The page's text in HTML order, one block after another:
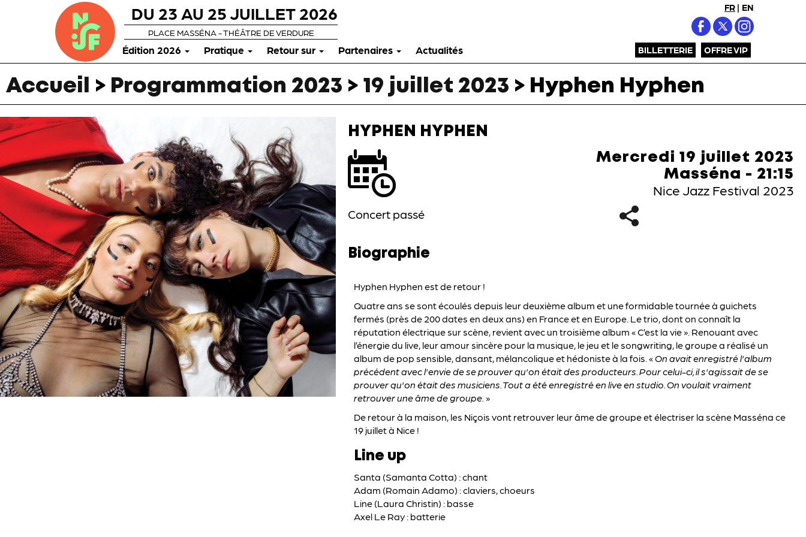
FR | EN
BILLETTERIE OFFRE VIP
DU 23 AU 25 JUILLET 2026
PLACE MASSÉNA - THÉÂTRE DE VERDURE
Édition 2026 Pratique Retour sur Partenaires Actualités
Accueil > Programmation 2023 > 19 juillet 2023 > Hyphen Hyphen
HYPHEN HYPHEN
Mercredi 19 juillet 2023
Masséna - 21:15
Nice Jazz Festival 2023
Concert passé
Biographie
Hyphen Hyphen est de retour !
Quatre ans se sont écoulés depuis leur deuxième album et une formidable tournée à guichets
fermés (près de 200 dates en deux ans) en France et en Europe. Le trio, dont on connaît la
réputation électrique sur scène, revient avec un troisième album « C’est la vie ». Renouant avec
l’énergie du live, leur amour sincère pour la musique, le jeu et le songwriting, le groupe a réalisé un
album de pop sensible, dansant, mélancolique et hédoniste à la fois. «On avait enregistré l'album
précédent avec l'envie de se prouver qu'on était des producteurs. Pour celui-ci, il s'agissait de se
prouver qu'on était des musiciens. Tout a été enregistré en live en studio. On voulait vraiment
retrouver une âme de groupe. »
De retour à la maison, les Niçois vont retrouver leur âme de groupe et électriser la scène Masséna ce
19 juillet à Nice !
Line up
Santa (Samanta Cotta) : chant
Adam (Romain Adamo) : claviers, choeurs
Line (Laura Christin) : basse
Axel Le Ray : batterie